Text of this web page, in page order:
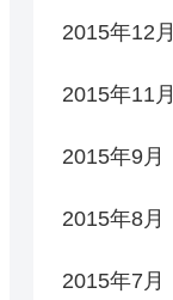
2015年12月
2015年11月
2015年9月
2015年8月
2015年7月